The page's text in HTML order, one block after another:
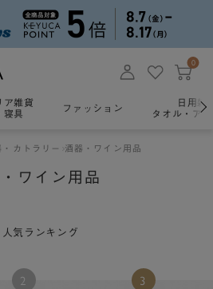
0
ア雑貨
寝具
ファッション
日用雑
タオル・ア
・カトラリー 酒器・ワイン用品
ワイン用品
人気ランキング
2 3